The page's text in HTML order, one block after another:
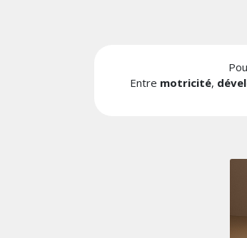
Entre motricité,